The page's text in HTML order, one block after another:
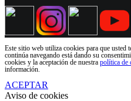
Este sitio web utiliza cookies para que usted
continúa navegando está dando su
cookies y la aceptación de nuestra política de
información.
ACEPTAR
Aviso de cookies